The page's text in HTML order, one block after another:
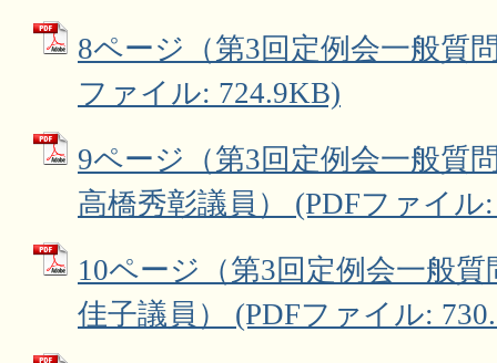
8ページ（第3回定例会一般質
ファイル: 724.9KB)
9ページ（第3回定例会一般質
高橋秀彰議員） (PDFファイル
10ページ（第3回定例会一般
佳子議員） (PDFファイル: